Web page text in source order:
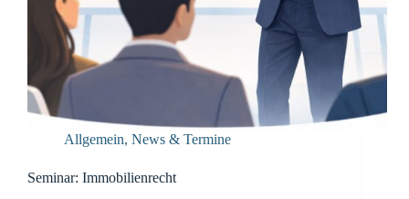
Allgemein, News & Termine
Seminar: Immobilienrecht